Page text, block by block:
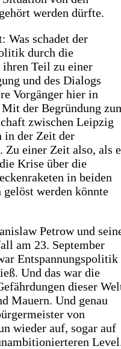
werden dürfte.
Was schadet der
durch die
Teil zu einer
und des Dialogs
Vorgänger hier in
der Begründung
zwischen Leipzig
in der Zeit der
Zu einer Zeit also, als
Krise über die
in beiden
werden könnte
Petrow und
am 23. September
Entspannungspolitik
Und das war die
dieser
Mauern. Und genau
von
wieder auf, sogar auf